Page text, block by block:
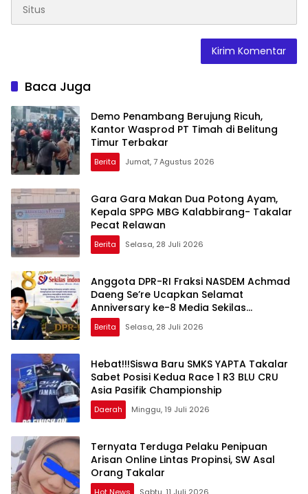
Baca Juga
Demo Penambang Berujung Ricuh,
Kantor Wasprod PT Timah di Belitung
Timur Terbakar
Berita Jumat, 7 Agustus 2026
Gara Gara Makan Dua Potong Ayam,
Kepala SPPG MBG Kalabbirang- Takalar
Pecat Relawan
Berita Selasa, 28 Juli 2026
Anggota DPR-RI Fraksi NASDEM Achmad
Daeng Se’re Ucapkan Selamat
Anniversary ke-8 Media Sekilas
Indonesia, Apresiasi Peran Pers dalam
Membangun Bangsa
Berita Selasa, 28 Juli 2026
Hebat!!!Siswa Baru SMKS YAPTA Takalar
Sabet Posisi Kedua Race 1 R3 BLU CRU
Asia Pasifik Championship
Daerah Minggu, 19 Juli 2026
Ternyata Terduga Pelaku Penipuan
Arisan Online Lintas Propinsi, SW Asal
Orang Takalar
Hot News Sabtu, 11 Juli 2026